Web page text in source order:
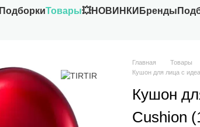
ПодборкиТовары💥НОВИНКИ Бренды
Главная Товары
Кушон для лица с
Кушон
Cushion